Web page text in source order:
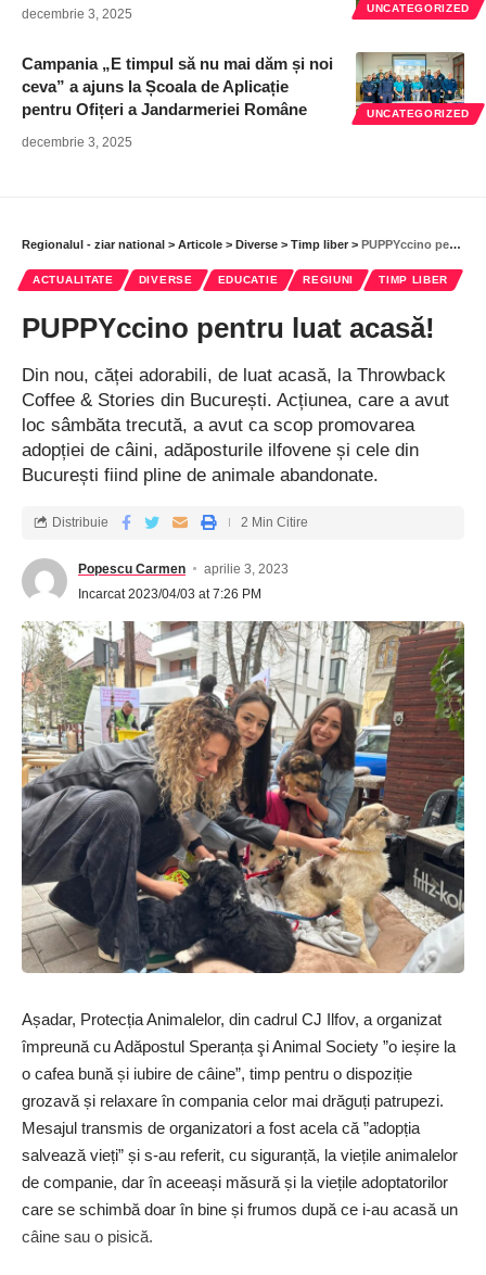
UNCATEGORIZED
decembrie 3, 2025
UNCATEGORIZED
Campania „E timpul să nu mai dăm și noi
ceva” a ajuns la Școala de Aplicație
pentru Ofițeri a Jandarmeriei Române
decembrie 3, 2025
Regionalul - ziar national > Articole > Diverse > Timp liber > PUPPYccino pentru luat acasă!
ACTUALITATE DIVERSE EDUCATIE REGIUNI TIMP LIBER
PUPPYccino pentru luat acasă!
Din nou, căței adorabili, de luat acasă, la Throwback
Coffee & Stories din București. Acțiunea, care a avut
loc sâmbăta trecută, a avut ca scop promovarea
adopției de câini, adăposturile ilfovene și cele din
București fiind pline de animale abandonate.
Popescu Carmen
aprilie 3, 2023
Incarcat 2023/04/03 at 7:26 PM
Distribuie 2 Min Citire
Așadar, Protecția Animalelor, din cadrul CJ Ilfov, a organizat
împreună cu Adăpostul Speranța şi Animal Society ”o ieșire la
o cafea bună și iubire de câine”, timp pentru o dispoziție
grozavă și relaxare în compania celor mai drăguți patrupezi.
Mesajul transmis de organizatori a fost acela că ”adopția
salvează vieți” și s-au referit, cu siguranță, la viețile animalelor
de companie, dar în aceeași măsură și la viețile adoptatorilor
care se schimbă doar în bine și frumos după ce i-au acasă un
câine sau o pisică.